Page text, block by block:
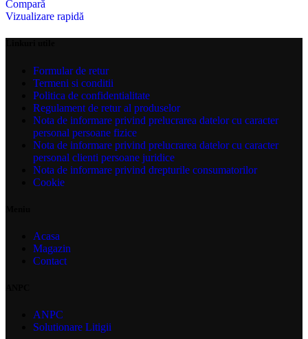
Compară
Vizualizare rapidă
Formular de retur
Termeni si conditii
Politica de confidentialitate
Regulament de retur al produselor
Nota de informare privind prelucrarea datelor cu caracter
personal persoane fizice
Nota de informare privind prelucrarea datelor cu caracter
personal clienti persoane juridice
Nota de informare privind drepturile consumatorilor
Cookie
Acasa
Magazin
Contact
ANPC
Solutionare Litigii